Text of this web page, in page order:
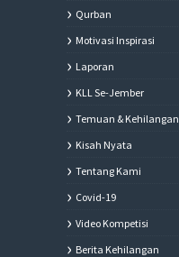
Qurban
Motivasi Inspirasi
Laporan
KLL Se-Jember
Temuan & Kehilangan
Kisah Nyata
Tentang Kami
Covid-19
Video Kompetisi
Berita Kehilangan